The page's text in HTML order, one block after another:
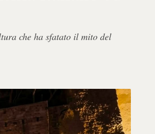
che ha sfatato il mito del